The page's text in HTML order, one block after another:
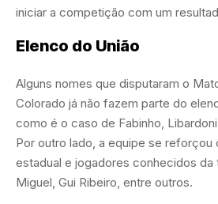
iniciar a competição com um
Elenco do União
Alguns nomes que disputaram o
Colorado já não fazem parte do
como é o caso de Fabinho,
Por outro lado, a equipe se
estadual e jogadores conhecidos da
Miguel, Gui Ribeiro, entre outros.